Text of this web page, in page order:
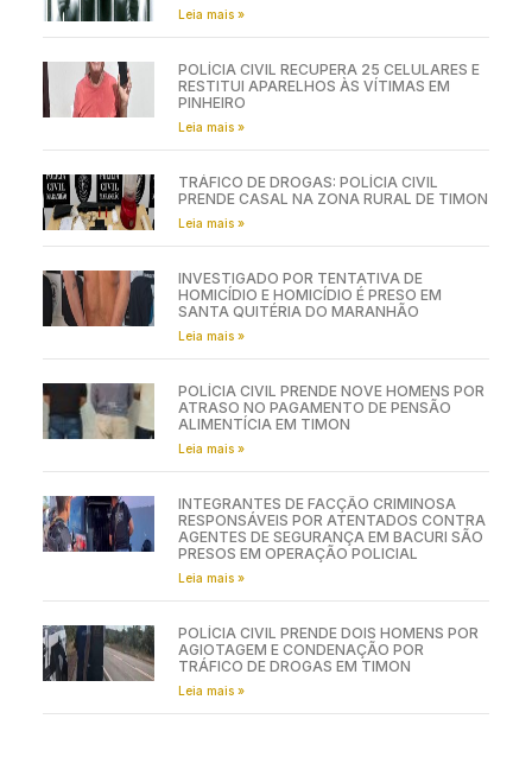
Leia mais »
POLÍCIA CIVIL RECUPERA 25 CELULARES E
RESTITUI APARELHOS ÀS VÍTIMAS EM
PINHEIRO
Leia mais »
TRÁFICO DE DROGAS: POLÍCIA CIVIL
PRENDE CASAL NA ZONA RURAL DE TIMON
Leia mais »
INVESTIGADO POR TENTATIVA DE
HOMICÍDIO E HOMICÍDIO É PRESO EM
SANTA QUITÉRIA DO MARANHÃO
Leia mais »
POLÍCIA CIVIL PRENDE NOVE HOMENS POR
ATRASO NO PAGAMENTO DE PENSÃO
ALIMENTÍCIA EM TIMON
Leia mais »
INTEGRANTES DE FACÇÃO CRIMINOSA
RESPONSÁVEIS POR ATENTADOS CONTRA
AGENTES DE SEGURANÇA EM BACURI SÃO
PRESOS EM OPERAÇÃO POLICIAL
Leia mais »
POLÍCIA CIVIL PRENDE DOIS HOMENS POR
AGIOTAGEM E CONDENAÇÃO POR
TRÁFICO DE DROGAS EM TIMON
Leia mais »